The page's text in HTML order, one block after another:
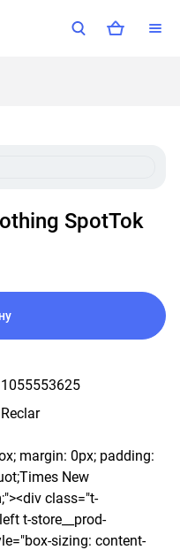
SpotTok
1055553625
Reclar
margin: 0px; padding:
New
class="t-
t-store__prod-
sizing: content-